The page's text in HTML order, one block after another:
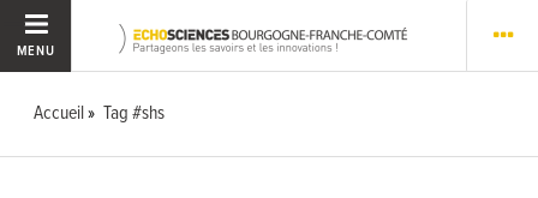
MENU
Accueil Tag #shs